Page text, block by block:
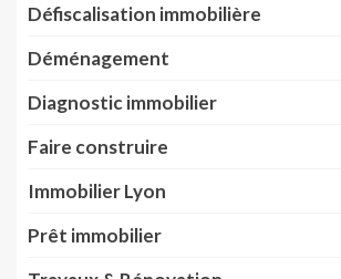
Défiscalisation immobilière
Déménagement
Diagnostic immobilier
Faire construire
Immobilier Lyon
Prêt immobilier